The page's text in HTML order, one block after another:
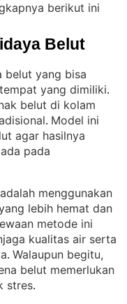
berikut ini
Belut
belut yang bisa
yang dimiliki
belut di kolam
. Model ini
agar hasilnya
pada
menggunakan
lebih hemat dan
metode ini
kualitas air serta
. Walaupun begitu,
belut memerlukan
stres.